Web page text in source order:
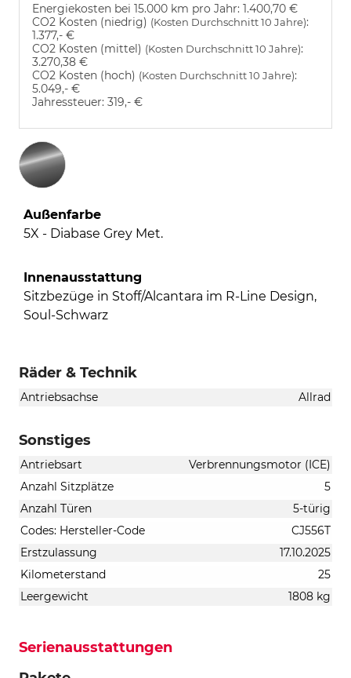
Energiekosten bei 15.000 km pro Jahr: 1.400,70 €
CO2 Kosten (niedrig) (Kosten Durchschnitt 10 Jahre):
1.377,- €
CO2 Kosten (mittel) (Kosten Durchschnitt 10 Jahre):
3.270,38 €
CO2 Kosten (hoch) (Kosten Durchschnitt 10 Jahre):
5.049,- €
Jahressteuer: 319,- €
Außenfarbe
5X - Diabase Grey Met.
Innenausstattung
Sitzbezüge in Stoff/Alcantara im R-Line Design,
Soul-Schwarz
Räder & Technik
Antriebsachse Allrad
Sonstiges
Antriebsart
Verbrennungsmotor (ICE)
Anzahl Sitzplätze
5
Anzahl Türen
5-türig
Codes: Hersteller-Code
CJ556T
Erstzulassung
17.10.2025
Kilometerstand
25
Leergewicht
1808 kg
Serienausstattungen